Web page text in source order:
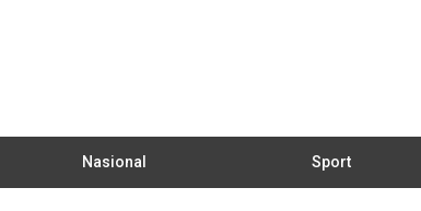
Nasional Sport